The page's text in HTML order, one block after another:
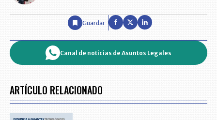
Guardar
Canal de noticias de Asuntos Legales
ARTÍCULO RELACIONADO